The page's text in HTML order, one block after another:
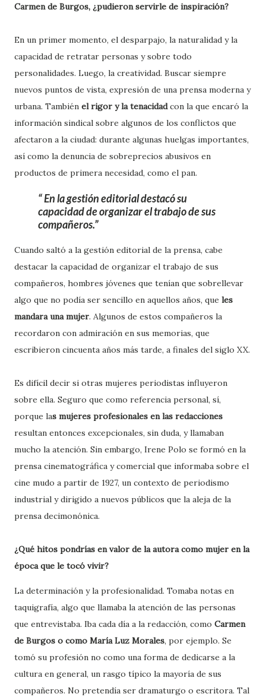
Carmen de Burgos, ¿pudieron servirle de inspiración?
En un primer momento, el desparpajo, la naturalidad y la
capacidad de retratar personas y sobre todo
personalidades. Luego, la creatividad. Buscar siempre
nuevos puntos de vista, expresión de una prensa moderna y
urbana. También el rigor y la tenacidadcon la que encaró la
información sindical sobre algunos de los conflictos que
afectaron a la ciudad: durante algunas huelgas importantes,
así como la denuncia de sobreprecios abusivos en
productos de primera necesidad, como el pan.
En la gestión editorial destacó su
capacidad de organizar el trabajo de sus
compañeros.
Cuando saltó a la gestión editorial de la prensa, cabe
destacar la capacidad de organizar el trabajo de sus
compañeros, hombres jóvenes que tenían que sobrellevar
algo que no podía ser sencillo en aquellos años, que les
mandara una mujer. Algunos de estos compañeros la
recordaron con admiración en sus memorias, que
escribieron cincuenta años más tarde, a finales del siglo XX.
Es difícil decir si otras mujeres periodistas influyeron
sobre ella. Seguro que como referencia personal, sí,
porque las mujeres profesionales en las redacciones
resultan entonces excepcionales, sin duda, y llamaban
mucho la atención. Sin embargo, Irene Polo se formó en la
prensa cinematográfica y comercial que informaba sobre el
cine mudo a partir de 1927, un contexto de periodismo
industrial y dirigido a nuevos públicos que la aleja de la
prensa decimonónica.
¿Qué hitos pondrías en valor de la autora como mujer en la
época que le tocó vivir?
La determinación y la profesionalidad. Tomaba notas en
taquigrafía, algo que llamaba la atención de las personas
que entrevistaba. Iba cada día a la redacción, como Carmen
de Burgos o como María Luz Morales, por ejemplo. Se
tomó su profesión no como una forma de dedicarse a la
cultura en general, un rasgo típico la mayoría de sus
compañeros. No pretendía ser dramaturgo o escritora. Tal